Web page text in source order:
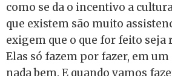
como se da o incentivo a
que existem são muito
exigem que o que for feito seja
Elas só fazem por fazer, em
nada bem. E quando vamos